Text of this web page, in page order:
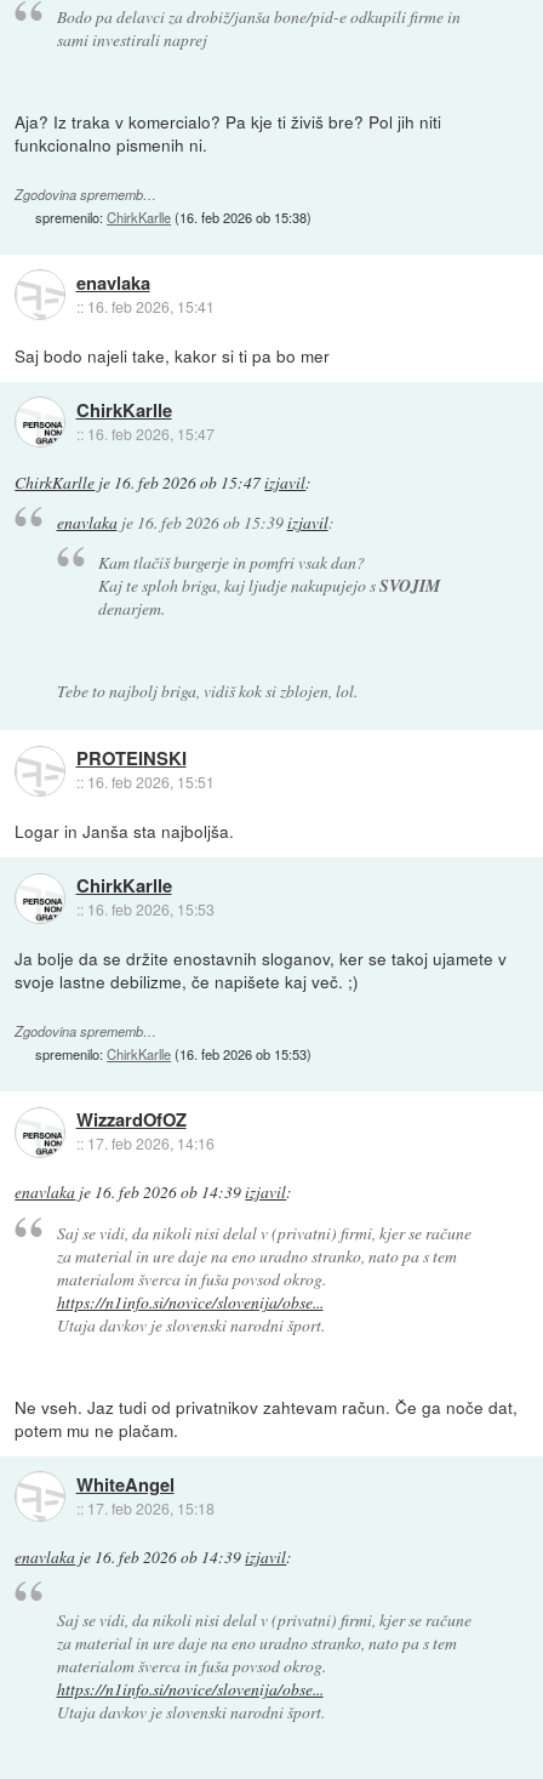
Bodo pa delavci za drobiž/janša bone/pid-e odkupili firme in
sami investirali naprej
Aja? Iz traka v komercialo? Pa kje ti živiš bre? Pol jih niti
funkcionalno pismenih ni.
Zgodovina sprememb…
spremenilo:ChirkKarlle(16. feb 2026 ob 15:38)
enavlaka
:: 16. feb 2026, 15:41
Saj bodo najeli take, kakor si ti pa bo mer
ChirkKarlle
:: 16. feb 2026, 15:47
ChirkKarlle je 16. feb 2026 ob 15:47izjavil:
enavlakaje 16. feb 2026 ob 15:39izjavil:
Kam tlačiš burgerje in pomfri vsak dan?
Kaj te sploh briga, kaj ljudje nakupujejo sSVOJIM
denarjem.
Tebe to najbolj briga, vidiš kok si zblojen, lol.
PROTEINSKI
:: 16. feb 2026, 15:51
Logar in Janša sta najboljša.
ChirkKarlle
:: 16. feb 2026, 15:53
Ja bolje da se držite enostavnih sloganov, ker se takoj ujamete v
svoje lastne debilizme, če napišete kaj več. ;)
Zgodovina sprememb…
spremenilo:ChirkKarlle(16. feb 2026 ob 15:53)
WizzardOfOZ
:: 17. feb 2026, 14:16
enavlaka je 16. feb 2026 ob 14:39izjavil:
Saj se vidi, da nikoli nisi delal v (privatni) firmi, kjer se račune
za material in ure daje na eno uradno stranko, nato pa s tem
materialom šverca in fuša povsod okrog.
https://n1info.si/novice/slovenija/obse...
Utaja davkov je slovenski narodni šport.
Ne vseh. Jaz tudi od privatnikov zahtevam račun. Če ga noče dat,
potem mu ne plačam.
WhiteAngel
:: 17. feb 2026, 15:18
enavlaka je 16. feb 2026 ob 14:39izjavil:
Saj se vidi, da nikoli nisi delal v (privatni) firmi, kjer se račune
za material in ure daje na eno uradno stranko, nato pa s tem
materialom šverca in fuša povsod okrog.
https://n1info.si/novice/slovenija/obse...
Utaja davkov je slovenski narodni šport.